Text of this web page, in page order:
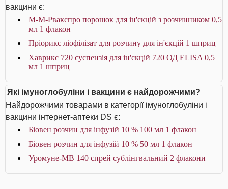
вакцини є:
М-М-Рвакспро порошок для ін'єкцій з розчинником 0,5
мл 1 флакон
Пріорикс ліофілізат для розчину для ін'єкцій 1 шприц
Хаврикс 720 суспензія для ін'єкцій 720 ОД ELISA 0,5
мл 1 шприц
Які імуноглобуліни і вакцини є найдорожчими?
Найдорожчими товарами в категорії імуноглобуліни і
вакцини інтернет-аптеки DS є:
Біовен розчин для інфузій 10 % 100 мл 1 флакон
Біовен розчин для інфузій 10 % 50 мл 1 флакон
Уромуне-МВ 140 спрей сублінгвальний 2 флакони